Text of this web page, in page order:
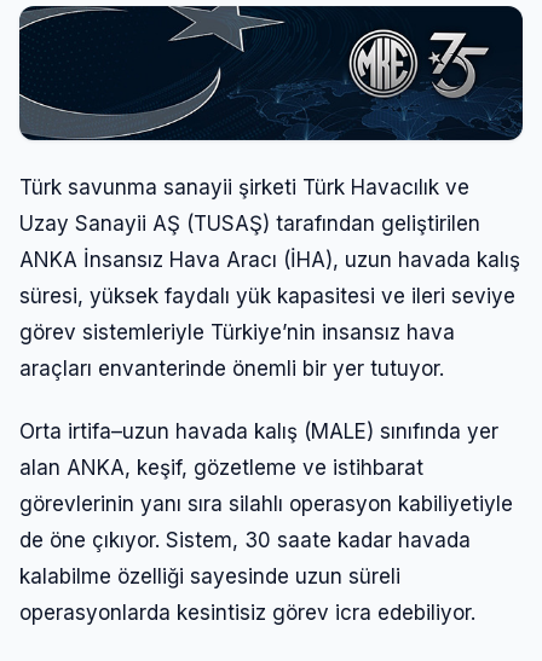
Türk savunma sanayii şirketi Türk Havacılık ve
Uzay Sanayii AŞ (TUSAŞ) tarafından geliştirilen
ANKA İnsansız Hava Aracı (İHA), uzun havada kalış
süresi, yüksek faydalı yük kapasitesi ve ileri seviye
görev sistemleriyle Türkiye’nin insansız hava
araçları envanterinde önemli bir yer tutuyor.
Orta irtifa–uzun havada kalış (MALE) sınıfında yer
alan ANKA, keşif, gözetleme ve istihbarat
görevlerinin yanı sıra silahlı operasyon kabiliyetiyle
de öne çıkıyor. Sistem, 30 saate kadar havada
kalabilme özelliği sayesinde uzun süreli
operasyonlarda kesintisiz görev icra edebiliyor.